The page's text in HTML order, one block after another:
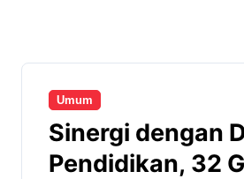
Umum
Sinergi dengan
Pendidikan, 32